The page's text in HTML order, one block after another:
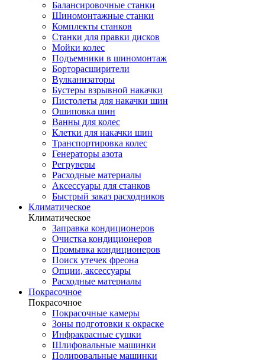
Балансировочные станки
Шиномонтажные станки
Комплекты станков
Станки для правки дисков
Мойки колес
Подъемники в шиномонтаж
Борторасширители
Вулканизаторы
Бустеры взрывной накачки
Пистолеты для накачки шин
Ошиповка шин
Ванны для колес
Клетки для накачки шин
Транспортировка колес
Генераторы азота
Регруверы
Расходные материалы
Аксессуары для станков
Быстрый заказ расходников
Климатическое
Климатическое
Заправка кондиционеров
Очистка кондиционеров
Промывка кондиционеров
Поиск утечек фреона
Опции, аксессуары
Расходные материалы
Покрасочное
Покрасочное
Покрасочные камеры
Зоны подготовки к окраске
Инфракрасные сушки
Шлифовальные машинки
Полировальные машинки